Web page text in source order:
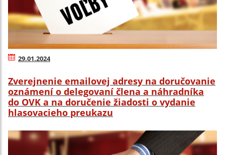
29.01.2024
Zverejnenie emailovej adresy na doručovanie
oznámení o delegovaní člena a náhradníka
do OVK a na doručenie žiadosti o vydanie
hlasovacieho preukazu